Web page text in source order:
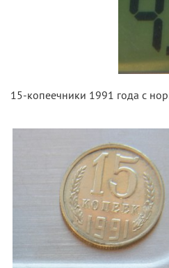
15-копеечники 1991 года с